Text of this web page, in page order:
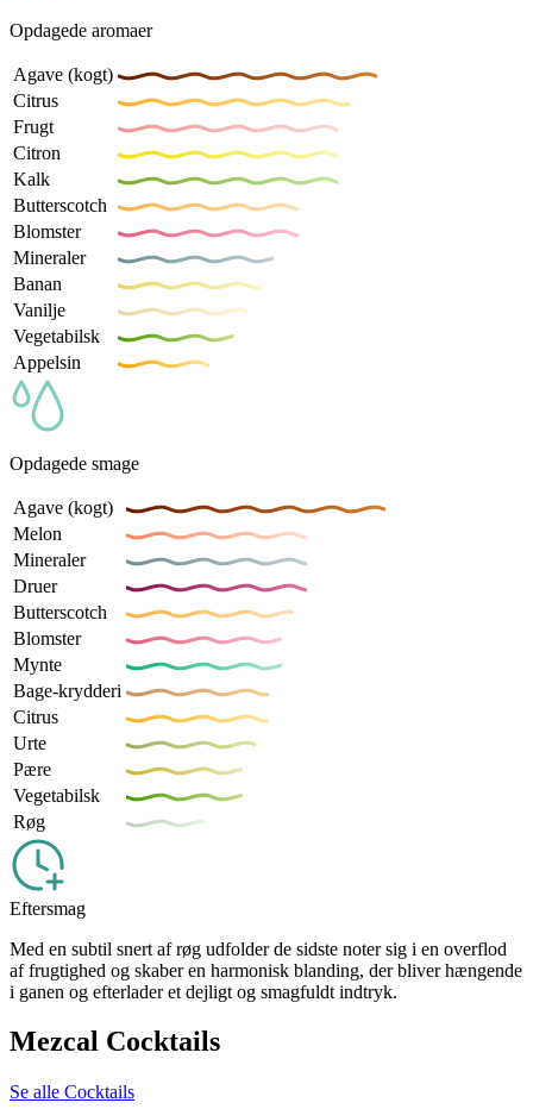
Opdagede aromaer
Agave (kogt)
Citrus
Frugt
Citron
Kalk
Butterscotch
Blomster
Mineraler
Banan
Vanilje
Vegetabilsk
Appelsin
Opdagede smage
Agave (kogt)
Melon
Mineraler
Druer
Butterscotch
Blomster
Mynte
Bage-krydderi
Citrus
Urte
Pære
Vegetabilsk
Røg
Eftersmag
Med en subtil snert af røg udfolder de sidste noter sig i en overflod
af frugtighed og skaber en harmonisk blanding, der bliver hængende
i ganen og efterlader et dejligt og smagfuldt indtryk.
Mezcal Cocktails
Se alle Cocktails